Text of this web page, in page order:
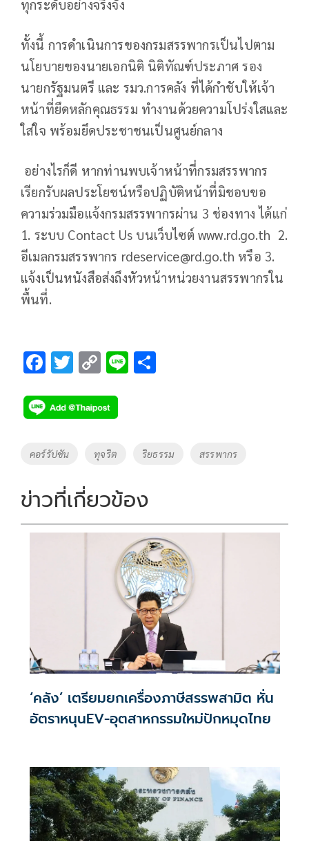
ทุกระดับอย่างจริงจัง
ทั้งนี้ การดำเนินการของกรมสรรพากรเป็นไปตาม
นโยบายของนายเอกนิติ นิติทัณฑ์ประภาศ รอง
นายกรัฐมนตรี และ รมว.การคลัง ที่ได้กำชับให้เจ้า
หน้าที่ยึดหลักคุณธรรม ทำงานด้วยความโปร่งใสและ
ใส่ใจ พร้อมยึดประชาชนเป็นศูนย์กลาง
อย่างไรก็ดี หากท่านพบเจ้าหน้าที่กรมสรรพากร
เรียกรับผลประโยชน์หรือปฏิบัติหน้าที่มิชอบขอ
ความร่วมมือแจ้งกรมสรรพากรผ่าน 3 ช่องทาง ได้แก่
1. ระบบ Contact Us บนเว็บไซต์ www.rd.go.th 2.
อีเมลกรมสรรพากร rdeservice@rd.go.th หรือ 3.
แจ้งเป็นหนังสือส่งถึงหัวหน้าหน่วยงานสรรพากรใน
พื้นที่.
F
e
b
o
k
T
tt
er
C
p
y
Li
k
Li
Tags
คอร์รัปชัน ทุจริต ริยธรรม สรรพากร
ข่าวที่เกี่ยวข้อง
‘คลัง’ เตรียมยกเครื่องภาษีสรรพสามิต หั่น
อัตราหนุนEV-อุตสาหกรรมใหม่ปักหมุดไทย